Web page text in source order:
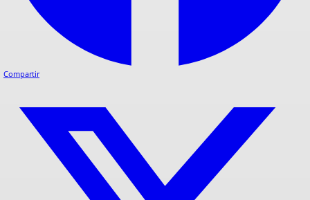
Compartir